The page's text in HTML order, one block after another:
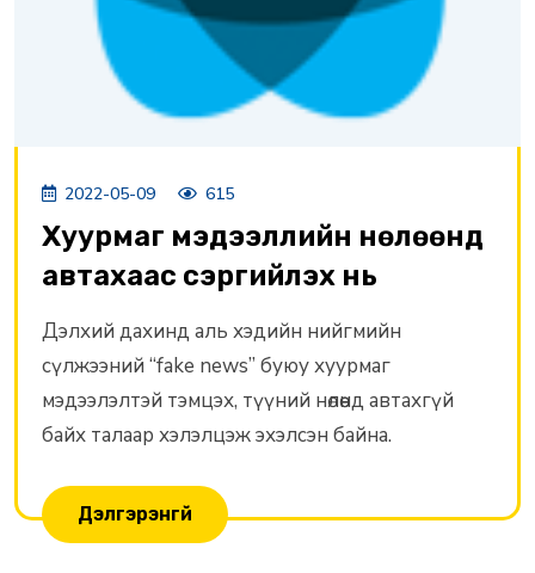
2022-05-09 615
Хуурмаг мэдээллийн нөлөөнд
автахаас сэргийлэх нь
Дэлхий дахинд аль хэдийн нийгмийн
сүлжээний “fake news” буюу хуурмаг
мэдээлэлтэй тэмцэх, түүний нөлөөнд автахгүй
байх талаар хэлэлцэж эхэлсэн байна.
Дэлгэрэнгүй